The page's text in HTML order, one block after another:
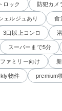
ロック 防犯カメ
ェルジュあり 食
3口以上コンロ
スーパーまで5分
ファミリー向け
物件 premium